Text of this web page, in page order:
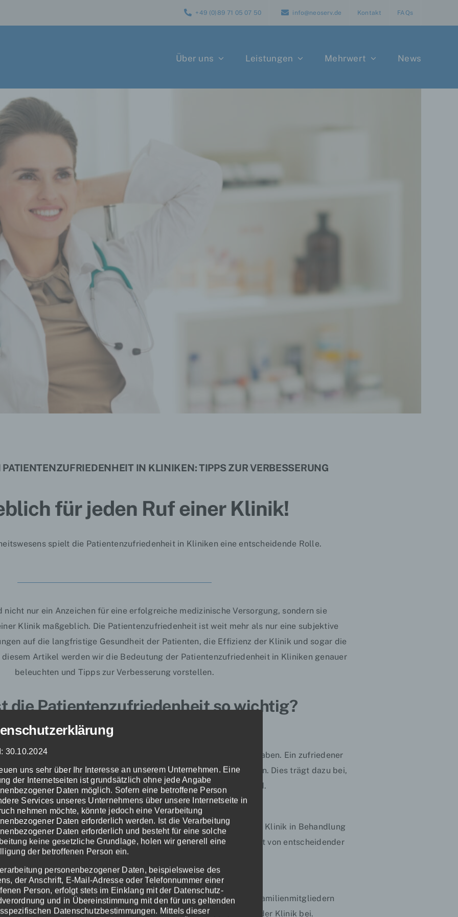
+49 (0)89 71 05 07 50 info@neoserv.de Kontakt FAQs
Über uns Leistungen Mehrwert News
PATIENTENZUFRIEDENHEIT IN KLINIKEN: TIPPS ZUR VERBESSERUNG
für jeden Ruf einer Klinik!
spielt die Patientenzufriedenheit in Kliniken eine entscheidende Rolle.
nicht nur ein Anzeichen für eine erfolgreiche medizinische Versorgung, sondern sie
Klinik maßgeblich. Die Patientenzufriedenheit ist weit mehr als nur eine subjektive
auf die langfristige Gesundheit der Patienten, die Effizienz der Klinik und sogar die
Artikel werden wir die Bedeutung der Patientenzufriedenheit in Kliniken genauer
beleuchten und Tipps zur Verbesserung vorstellen.
die Patientenzufriedenheit so wichtig?
Gesundheitsförderung und Genesung
kann direkte Auswirkungen auf ihre Gesundheit und Genesung haben. Ein zufriedener
Behandlungen und Medikamente konsequent anzuwenden. Dies trägt dazu bei,
besser überwacht und ihre Genesung beschleunigt wird.
Langfristige Bindung
eine höhere Wahrscheinlichkeit, langfristig bei derselben Klinik in Behandlung
Kontinuität der Pflege, die für die langfristige Gesundheit von entscheidender
Bedeutung ist.
Empfehlungen und Reputation
dazu, die Klinik positiv zu bewerten und sie ihren Freunden und Familienmitgliedern
mündliche Werbung ist unschätzbar und trägt zur Reputation der Klinik bei.
30.10.2024
uns sehr über Ihr Interesse an unserem Unternehmen. Eine
der Internetseiten ist grundsätzlich ohne jede Angabe
Daten möglich. Sofern eine betroffene Person
Services unseres Unternehmens über unsere Internetseite in
nehmen möchte, könnte jedoch eine Verarbeitung
Daten erforderlich werden. Ist die Verarbeitung
Daten erforderlich und besteht für eine solche
keine gesetzliche Grundlage, holen wir generell eine
der betroffenen Person ein.
personenbezogener Daten, beispielsweise des
der Anschrift, E-Mail-Adresse oder Telefonnummer einer
Person, erfolgt stets im Einklang mit der Datenschutz-
und in Übereinstimmung mit den für uns geltenden
Datenschutzbestimmungen. Mittels dieser